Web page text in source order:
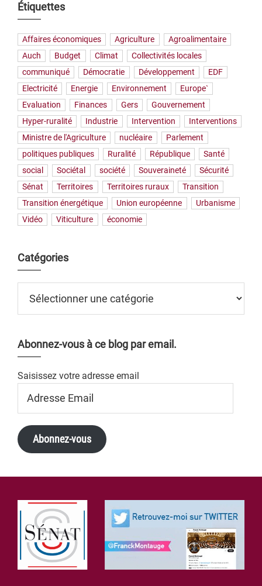
Étiquettes
Affaires économiques Agriculture
Agroalimentaire
Auch
Budget Climat
Collectivités locales
communiqué
Démocratie Développement
EDF
Electricité
Energie Environnement
Europe`
Evaluation
Finances Gers
Gouvernement
Hyper-ruralité
Industrie Intervention
Interventions
Ministre de l'Agriculture
nucléaire
Parlement
politiques publiques
Ruralité République
Santé
social
Sociétal société Souveraineté
Sécurité
Sénat
Territoires Territoires ruraux
Transition
Transition énergétique
Union européenne
Urbanisme
Vidéo
Viticulture économie
Catégories
Abonnez-vous à ce blog par email.
Saisissez votre adresse email
Email
Abonnez-vous
Footer